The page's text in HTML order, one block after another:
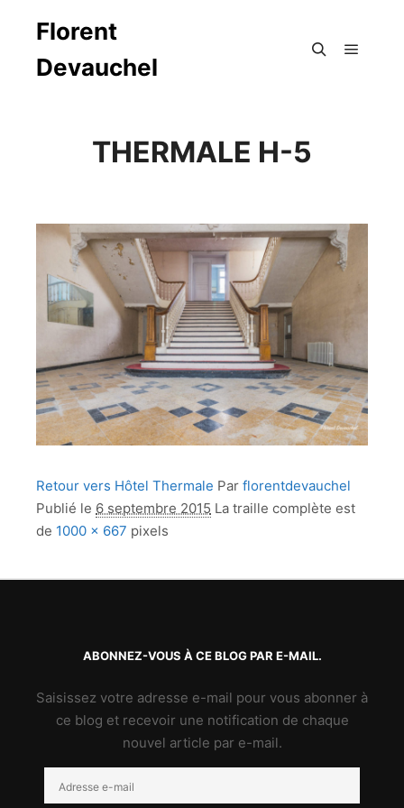
Florent
Devauchel
THERMALE H-5
Retour vers Hôtel Thermale Par florentdevauchel
Publié le 6 septembre 2015 La traille complète est
de 1000 × 667 pixels
ABONNEZ-VOUS À CE BLOG PAR E-MAIL.
Saisissez votre adresse e-mail pour vous abonner à
ce blog et recevoir une notification de chaque
nouvel article par e-mail.
e-